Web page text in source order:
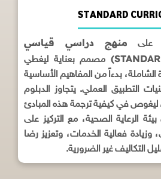
STANDARD
على منهج دراسي قياسي
مصمم بعناية ليغطي
الشاملة، بدءاً من المفاهيم الأساسية
التطبيق العملي. يتجاوز الدبلوم
ليغوص في كيفية ترجمة هذه المبادئ
الرعاية الصحية، مع التركيز على
فعالية الخدمات، وتعزيز رضا
التكاليف غير الضرورية.